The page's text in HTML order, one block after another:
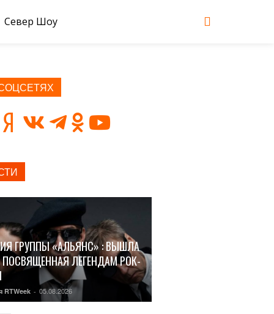
Север Шоу
ГРУППЫ «АЛЬЯНС» : ВЫШЛА
ПОСВЯЩЕННАЯ ЛЕГЕНДАМ РОК-
RTWeek - 05.08.2026